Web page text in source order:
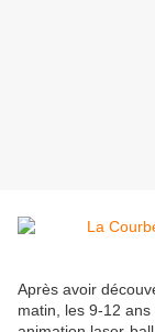
Après avoir
matin, les 9-12